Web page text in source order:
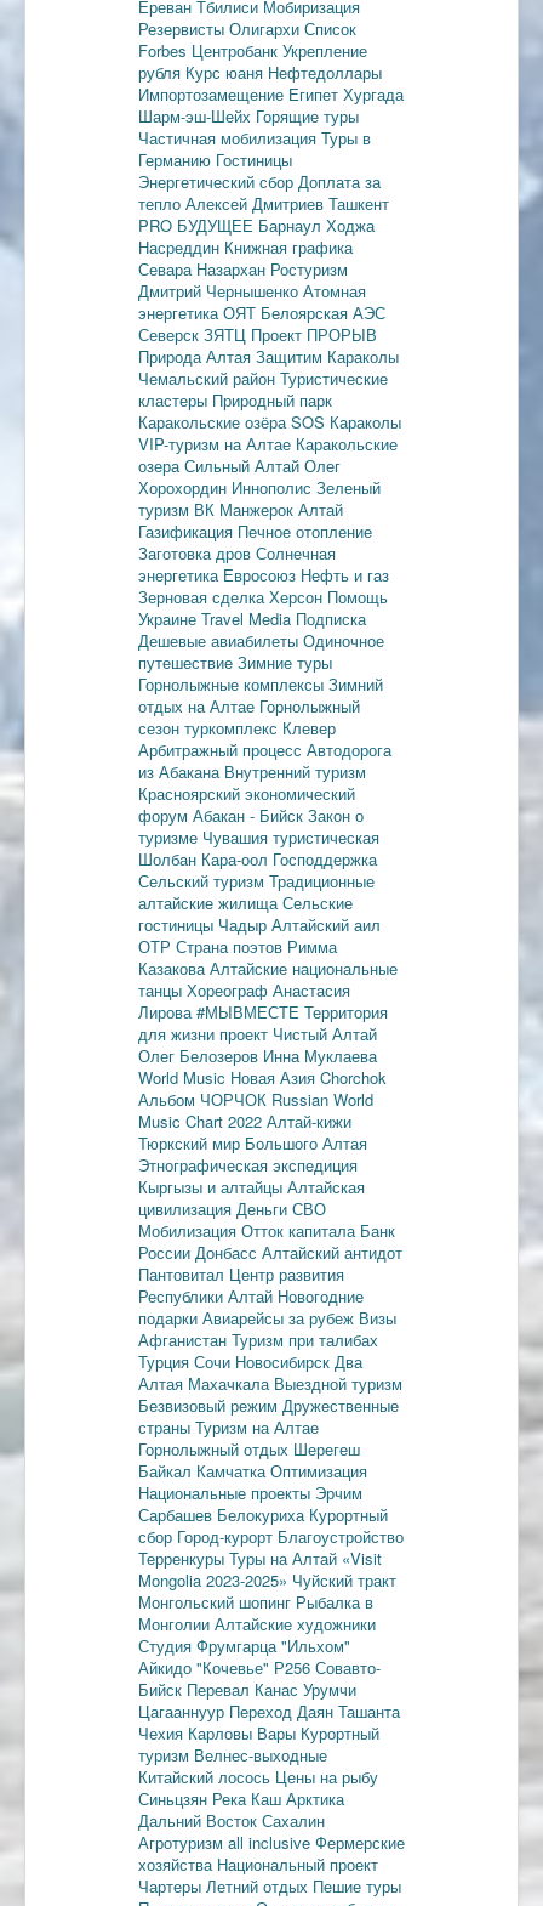
Ереван Тбилиси Мобиризация
Резервисты Олигархи Список
Forbes Центробанк Укрепление
рубля Курс юаня Нефтедоллары
Импортозамещение Египет Хургада
Шарм-эш-Шейх Горящие туры
Частичная мобилизация Туры в
Германию Гостиницы
Энергетический сбор Доплата за
тепло Алексей Дмитриев Ташкент
PRO БУДУЩЕЕ Барнаул Ходжа
Насреддин Книжная графика
Севара Назархан Ростуризм
Дмитрий Чернышенко Атомная
энергетикаОЯТ Белоярская АЭС
Северск ЗЯТЦ Проект ПРОРЫВ
Природа Алтая Защитим Караколы
Чемальский район Туристические
кластеры Природный парк
Каракольские озёраSOS Караколы
VIP-туризм на Алтае Каракольские
озераСильный Алтай Олег
Хорохордин Иннополис Зеленый
туризм ВК Манжерок Алтай
Газификация Печное отопление
Заготовка дров Солнечная
энергетика Евросоюз Нефть и газ
Зерновая сделкаХерсон Помощь
Украине Travel Media Подписка
Дешевые авиабилеты Одиночное
путешествие Зимние туры
Горнолыжные комплексы Зимний
отдых на Алтае Горнолыжный
сезон туркомплекс Клевер
Арбитражный процесс Автодорога
из Абакана Внутренний туризм
Красноярский экономический
форум Абакан - Бийск Закон о
туризме Чувашия туристическая
Шолбан Кара-оол Господдержка
Сельский туризм Традиционные
алтайские жилищаСельские
гостиницы Чадыр Алтайский аил
ОТР Страна поэтов Римма
КазаковаАлтайские национальные
танцы Хореограф Анастасия
Лирова#МЫВМЕСТЕ Территория
для жизни проект Чистый Алтай
Олег Белозеров Инна Муклаева
World Music Новая Азия Chorchok
Альбом ЧОРЧОК Russian World
Music Chart 2022 Алтай-кижи
Тюркский мир Большого Алтая
Этнографическая экспедиция
Кыргызы и алтайцы Алтайская
цивилизация Деньги СВО
Мобилизация Отток капитала Банк
России Донбасс Алтайский антидот
Пантовитал Центр развития
Республики Алтай Новогодние
подарки Авиарейсы за рубеж Визы
Афганистан Туризм при талибах
Турция Сочи Новосибирск Два
Алтая Махачкала Выездной туризм
Безвизовый режим Дружественные
страны Туризм на Алтае
Горнолыжный отдых Шерегеш
Байкал КамчаткаОптимизация
Национальные проекты Эрчим
Сарбашев Белокуриха Курортный
сбор Город-курорт Благоустройство
Терренкуры Туры на Алтай «Visit
Mongolia 2023-2025» Чуйский тракт
Монгольский шопинг Рыбалка в
Монголии Алтайские художники
Студия Фрумгарца"Ильхом"
Айкидо "Кочевье" Р256 Совавто-
Бийск Перевал Канас Урумчи
Цагааннуур Переход Даян Ташанта
Чехия Карловы Вары Курортный
туризм Велнес-выходные
Китайский лосось Цены на рыбу
Синьцзян Река Каш Арктика
Дальний Восток Сахалин
Агротуризм all inclusive Фермерские
хозяйства Национальный проект
Чартеры Летний отдых Пешие туры